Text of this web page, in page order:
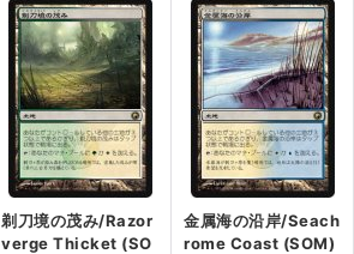
剃刀境の茂み/Razor
verge Thicket (SO
金属海の沿岸/Seach
rome Coast (SOM)